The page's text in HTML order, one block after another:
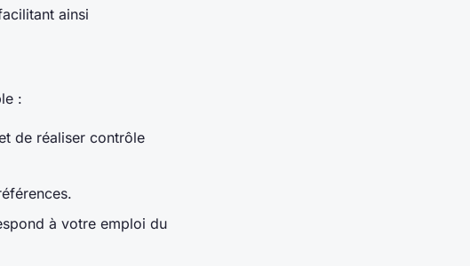
ainsi
:
de réaliser contrôle
à votre emploi du